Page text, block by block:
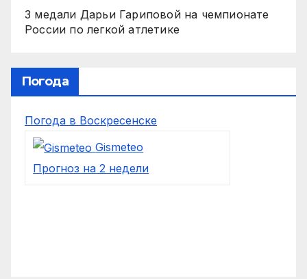
3 медали Дарьи Гариповой на чемпионате
России по легкой атлетике
Погода
Погода в Воскресенске
Gismeteo
Прогноз на 2 недели